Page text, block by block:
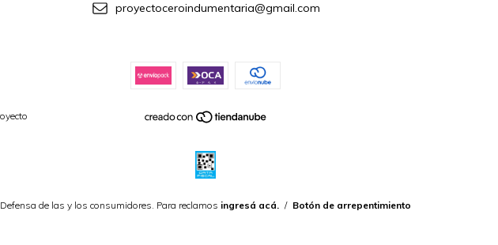
proyectoceroindumentaria@gmail.com
Defensa de las y los consumidores. Para reclamos ingresá acá. / Botón de arrepentimiento